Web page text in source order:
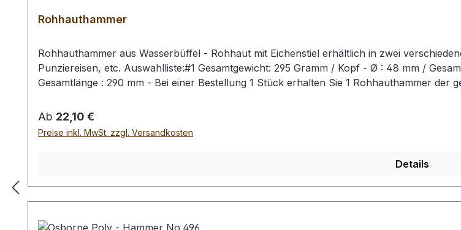
Rohhauthammer
Rohhauthammer aus Wasserbüffel - Rohhaut mit Eichenstiel erhältlich in zwei
Punziereisen, etc. Auswahlliste:#1 Gesamtgewicht: 295 Gramm / Kopf - Ø : 48 mm /
Gesamtlänge : 290 mm - Bei einer Bestellung 1 Stück erhalten Sie 1 Rohhauthammer der
Regulärer Preis:
Ab 22,10 €
Preise inkl. MwSt. zzgl. Versandkosten
Details